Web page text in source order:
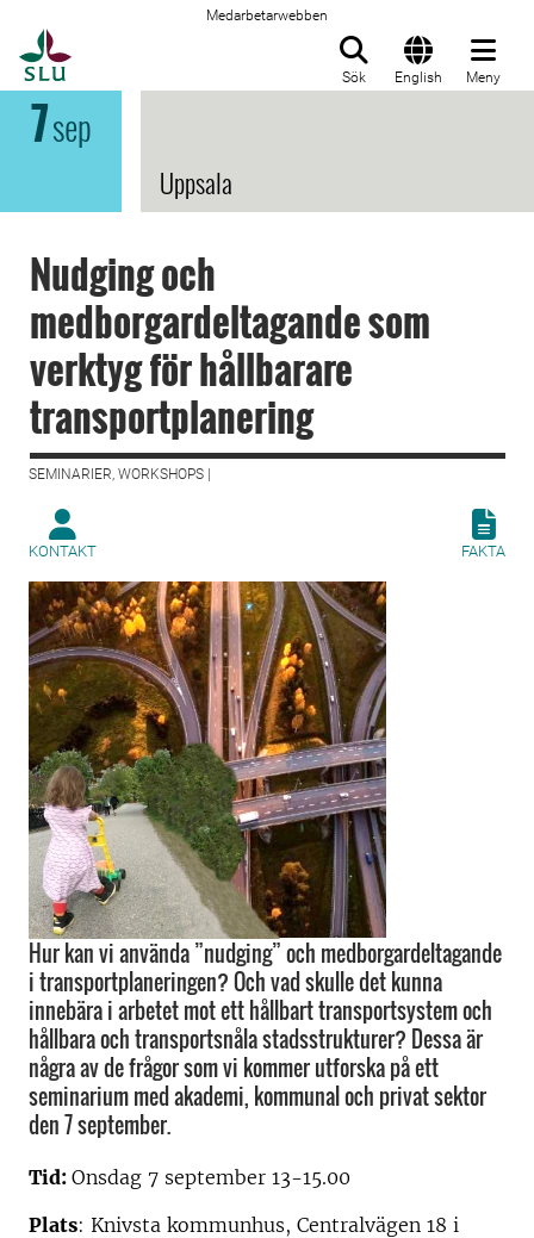
Medarbetarwebben
Sök English Meny
7sep
Uppsala
Nudging och
medborgardeltagande som
verktyg för hållbarare
transportplanering
SEMINARIER, WORKSHOPS |
KONTAKT FAKTA
Hur kan vi använda ”nudging” och medborgardeltagande
i transportplaneringen? Och vad skulle det kunna
innebära i arbetet mot ett hållbart transportsystem och
hållbara och transportsnåla stadsstrukturer? Dessa är
några av de frågor som vi kommer utforska på ett
seminarium med akademi, kommunal och privat sektor
den 7 september.
Tid: Onsdag 7 september 13-15.00
Plats: Knivsta kommunhus, Centralvägen 18 i